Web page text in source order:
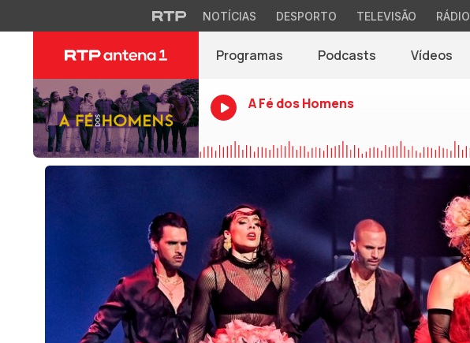
NOTÍCIAS DESPORTO TELEVISÃO RÁDIO
Programas Podcasts Vídeos
A Fé dos Homens